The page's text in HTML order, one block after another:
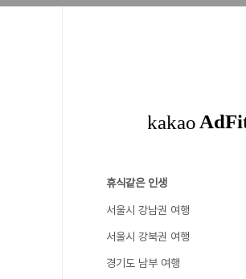
휴식같은 인생
서울시 강남권 여행
서울시 강북권 여행
경기도 남부 여행